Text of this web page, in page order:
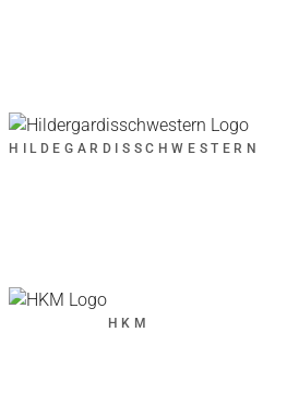
HILDEGARDISSCHWESTERN
HKM